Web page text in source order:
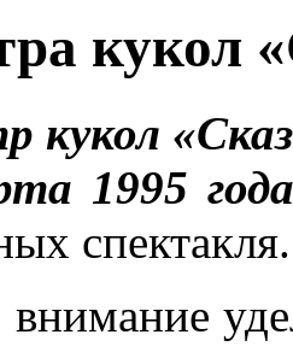
кукол
кукол
1995
спектакля.